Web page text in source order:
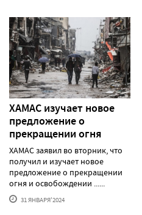
ХАМАС изучает новое
предложение о
прекращении огня
ХАМАС заявил во вторник, что
получил и изучает новое
предложение о прекращении
огня и освобождении ......
31 ЯНВАРЯ'2024